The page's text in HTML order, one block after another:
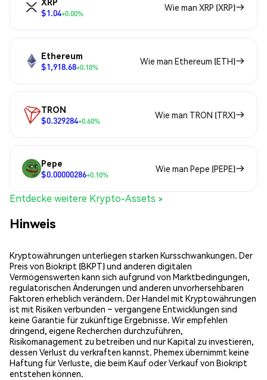
$1.04+0.00%
Wie man XRP (XRP)
Ethereum
$1,918.68+0.10%
Wie man Ethereum (ETH)
TRON
$0.329284+0.60%
Wie man TRON (TRX)
Pepe
$0.00000286+0.10%
Wie man Pepe (PEPE)
Entdecke weitere Krypto-Assets >
Hinweis
Kryptowährungen unterliegen starken Kursschwankungen. Der
Preis von Biokript (BKPT) und anderen digitalen
Vermögenswerten kann sich aufgrund von Marktbedingungen,
regulatorischen Änderungen und anderen unvorhersehbaren
Faktoren erheblich verändern. Der Handel mit Kryptowährungen
ist mit Risiken verbunden – vergangene Entwicklungen sind
keine Garantie für zukünftige Ergebnisse. Wir empfehlen
dringend, eigene Recherchen durchzuführen,
Risikomanagement zu betreiben und nur Kapital zu investieren,
dessen Verlust du verkraften kannst. Phemex übernimmt keine
Haftung für Verluste, die beim Kauf oder Verkauf von Biokript
entstehen können.